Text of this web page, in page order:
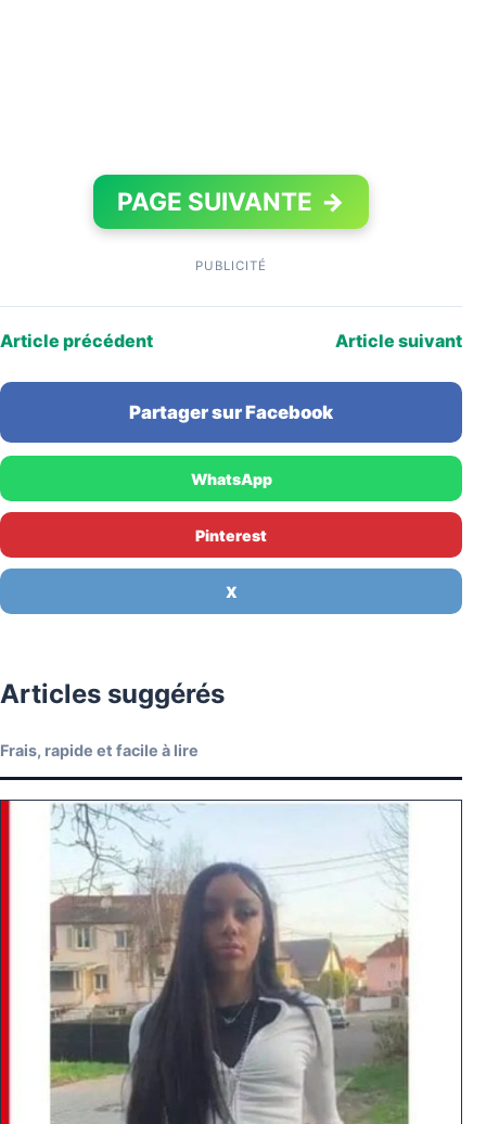
PAGE SUIVANTE →
PUBLICITÉ
Article précédent Article suivant
Partager sur Facebook
WhatsApp
Pinterest
X
Articles suggérés
Frais, rapide et facile à lire